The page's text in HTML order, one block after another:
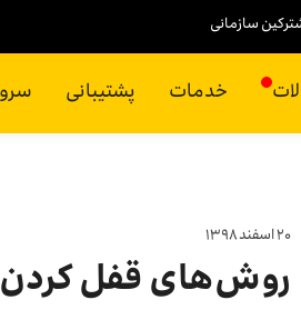
سازمانی
خدمات پشتیبانی
۲۰ اسفند ۱۳۹۸
روش‌های قفل